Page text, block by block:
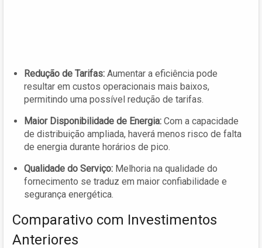
Redução de Tarifas: Aumentar a eficiência pode
resultar em custos operacionais mais baixos,
permitindo uma possível redução de tarifas.
Maior Disponibilidade de Energia: Com a capacidade
de distribuição ampliada, haverá menos risco de falta
de energia durante horários de pico.
Qualidade do Serviço: Melhoria na qualidade do
fornecimento se traduz em maior confiabilidade e
segurança energética.
Comparativo com Investimentos
Anteriores